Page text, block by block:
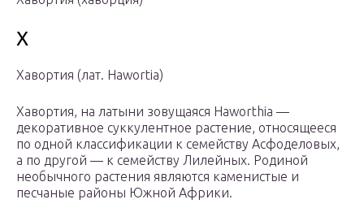
Х
Хавортия (лат. Hawortia)
Хавортия, на латыни зовущаяся Haworthia —
декоративное суккулентное растение, относящееся
по одной классификации к семейству Асфоделовых,
а по другой — к семейству Лилейных. Родиной
необычного растения являются каменистые и
песчаные районы Южной Африки.